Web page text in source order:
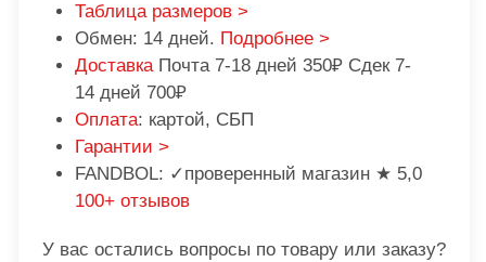
Таблица размеров >
Обмен: 14 дней. Подробнее >
Доставка Почта 7-18 дней 350₽ Сдек 7-
14 дней 700₽
Оплата: картой, СБП
Гарантии >
FANDBOL: ✓проверенный магазин ★ 5,0
100+ отзывов
У вас остались вопросы по товару или заказу?